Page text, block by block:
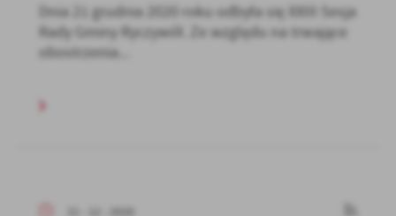
Dnia 21 grudnia 2020 roku odbyła się XXIII Sesja
Rady Gminy Ryczywół. Ze względu na trwające
obostrzenia...